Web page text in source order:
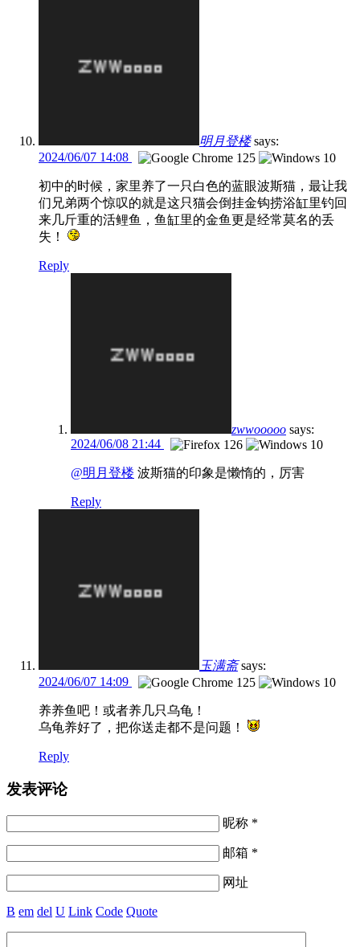
明月登楼 says:
2024/06/07 14:08
初中的时候，家里养了一只白色的蓝眼波斯猫，最让我
们兄弟两个惊叹的就是这只猫会倒挂金钩捞浴缸里钓回
来几斤重的活鲤鱼，鱼缸里的金鱼更是经常莫名的丢
失！
Reply
zwwooooo says:
2024/06/08 21:44
@明月登楼 波斯猫的印象是懒惰的，厉害
Reply
玉满斋 says:
2024/06/07 14:09
养养鱼吧！或者养几只乌龟！
乌龟养好了，把你送走都不是问题！
Reply
发表评论
昵称 *
邮箱 *
网址
B em del U Link Code Quote